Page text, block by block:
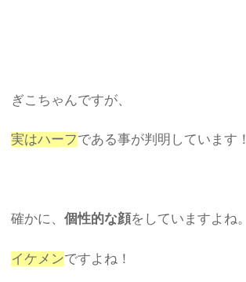
ぎこちゃんですが、
実はハーフである事が判明しています！
確かに、個性的な顔をしていますよね。
イケメンですよね！